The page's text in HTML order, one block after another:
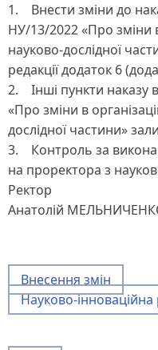
1. Внести зміни до
НУ/13/2022 «Про зміни в
науково-дослідної
редакції додаток 6
2. Інші пункти наказу
«Про зміни в
дослідної частини»
3. Контроль за
на проректора з
Ректор
Анатолій
Внесення змін
Науково-